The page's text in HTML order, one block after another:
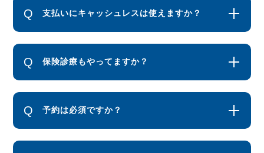
支払いにキャッシュレスは使えますか？
保険診療もやってますか？
予約は必須ですか？